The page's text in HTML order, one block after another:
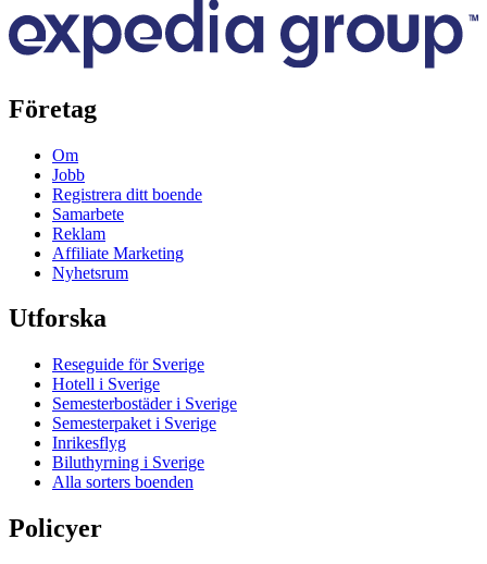
Företag
Om
Jobb
Registrera ditt boende
Samarbete
Reklam
Affiliate Marketing
Nyhetsrum
Utforska
Reseguide för Sverige
Hotell i Sverige
Semesterbostäder i Sverige
Semesterpaket i Sverige
Inrikesflyg
Biluthyrning i Sverige
Alla sorters boenden
Policyer